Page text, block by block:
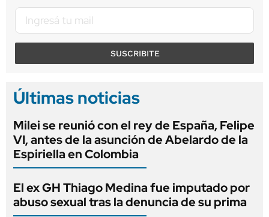
SUSCRIBITE
Últimas noticias
Milei se reunió con el rey de España, Felipe
VI, antes de la asunción de Abelardo de la
Espiriella en Colombia
El ex GH Thiago Medina fue imputado por
abuso sexual tras la denuncia de su prima